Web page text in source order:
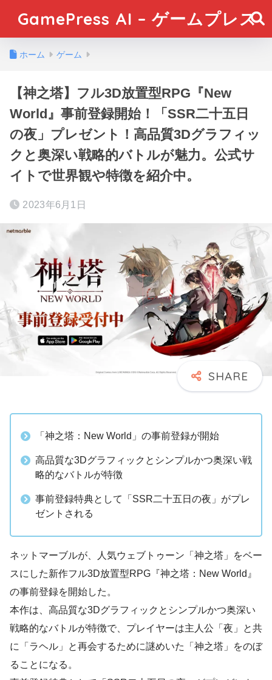
GamePress AI – ゲームプレス
ホーム ゲーム
【神之塔】フル3D放置型RPG『New
World』事前登録開始！「SSR二十五日
の夜」プレゼント！高品質3Dグラフィッ
クと奥深い戦略的バトルが魅力。公式サ
イトで世界観や特徴を紹介中。
2023年6月1日
「神之塔：New World」の事前登録が開始
高品質な3Dグラフィックとシンプルかつ奥深い戦
略的なバトルが特徴
事前登録特典として「SSR二十五日の夜」がプレ
ゼントされる
ネットマーブルが、人気ウェブトゥーン「神之塔」をベー
スにした新作フル3D放置型RPG『神之塔：New World』
の事前登録を開始した。
本作は、高品質な3Dグラフィックとシンプルかつ奥深い
戦略的なバトルが特徴で、プレイヤーは主人公「夜」と共
に「ラヘル」と再会するために謎めいた「神之塔」をのぼ
ることになる。